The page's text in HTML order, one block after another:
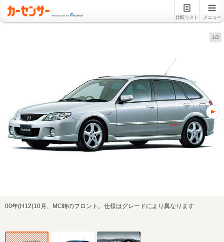
比較リスト メニュー
1/3
00年(H12)10月、MC時のフロント。仕様はグレードにより異なります